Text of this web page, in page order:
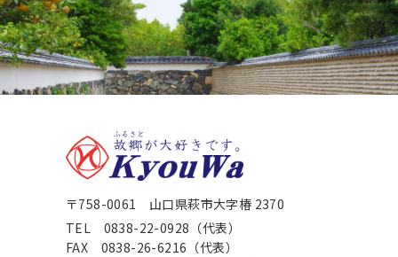
〒758-0061 山口県萩市大字椿 2370
TEL 0838-22-0928（代表）
FAX 0838-26-6216（代表）